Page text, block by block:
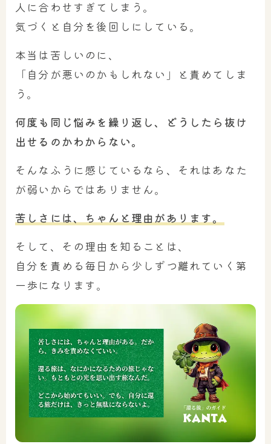
人に合わせすぎてしまう。
気づくと自分を後回しにしている。
本当は苦しいのに、
「自分が悪いのかもしれない」と責めてしま
う。
何度も同じ悩みを繰り返し、どうしたら抜け
出せるのかわからない。
そんなふうに感じているなら、それはあなた
が弱いからではありません。
苦しさには、ちゃんと理由があります。
そして、その理由を知ることは、
自分を責める毎日から少しずつ離れていく第
一歩になります。